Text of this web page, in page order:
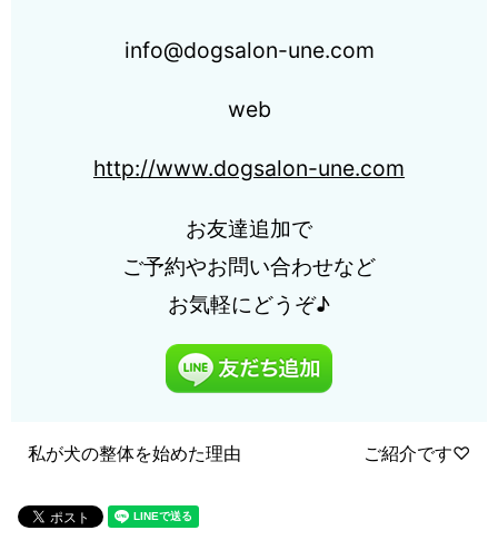
info@dogsalon-une.com
web
http://www.dogsalon-une.com
お友達追加で
ご予約やお問い合わせなど
お気軽にどうぞ♪
私が犬の整体を始めた理由 ご紹介です♡